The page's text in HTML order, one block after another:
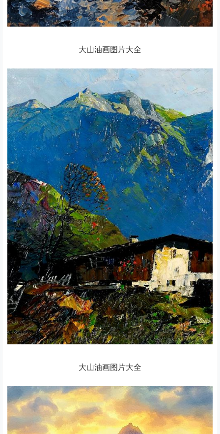
大山油画图片大全
大山油画图片大全